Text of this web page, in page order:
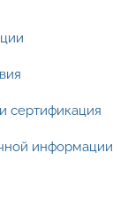
сертификация
информации